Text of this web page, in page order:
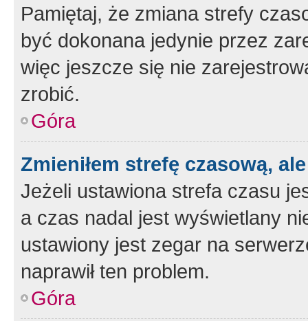
Pamiętaj, że zmiana strefy
być dokonana jedynie przez
więc jeszcze się nie
zrobić.
Góra
Zmieniłem strefę czasową,
Jeżeli ustawiona strefa czasu
a czas nadal jest wyświetlany
ustawiony jest zegar na
naprawił ten problem.
Góra